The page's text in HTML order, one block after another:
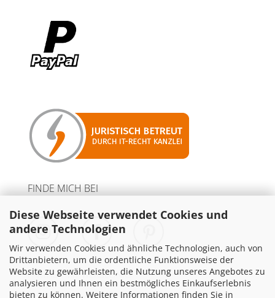
Diese Webseite verwendet Cookies und
andere Technologien
Wir verwenden Cookies und ähnliche Technologien, auch von
Drittanbietern, um die ordentliche Funktionsweise der
Website zu gewährleisten, die Nutzung unseres Angebotes zu
analysieren und Ihnen ein bestmögliches Einkaufserlebnis
bieten zu können. Weitere Informationen finden Sie in
FINDE MICH BEI
PARTNER MIT WERBELINKS